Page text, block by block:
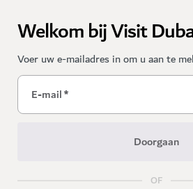
Welkom bij Visit
Voer uw e-mailadres in om u aan te
E-mail*
Doorgaan
OF